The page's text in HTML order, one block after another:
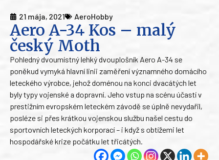
21 mája, 2021 AeroHobby
Aero A-34 Kos – malý
český Moth
Pohledný dvoumístný lehký dvouplošník Aero A-34 se
poněkud vymyká hlavní linii zaměření významného domácího
leteckého výrobce, jehož doménou na konci dvacátých let
byly typy vojenské a dopravní. Jeho vstup na scénu účastí v
prestižním evropském leteckém závodě se úplně nevydařil,
posléze si přes krátkou vojenskou službu našel cestu do
sportovních leteckých korporací – i když s obtížemi let
hospodářské krize počátku let třicátých.